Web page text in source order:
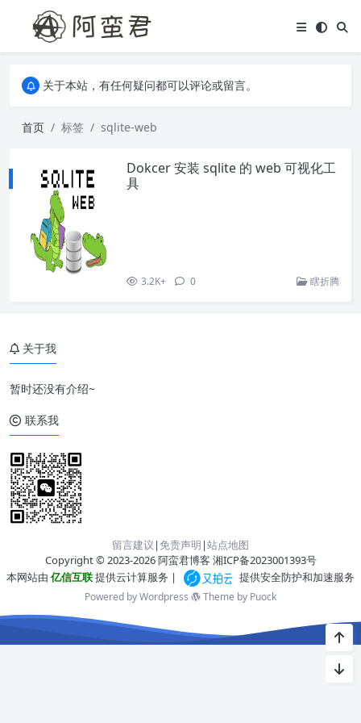
关于本站，有任何疑问都可以评论或留言。
关于本站，有任何疑问都可以评论或留言。
首页
标签 sqlite-web
Dokcer 安装 sqlite 的 web 可视化工
具
3.2K+ 0 瞎折腾
关于我
暂时还没有介绍~
联系我
留言建议 |免责声明 |站点地图
Copyright © 2023-2026 阿蛮君博客 湘ICP备2023001393号
本网站由 亿信互联提供云计算服务 | 提供安全防护和加速服务
Powered by Wordpress Theme by Puock